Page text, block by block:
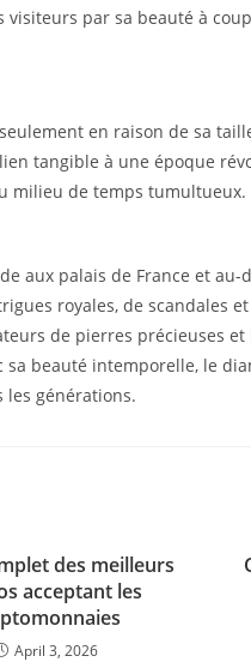
par sa beauté à
en raison de sa
tangible à une époque
milieu de temps tumultueux.
aux palais de France et
royales, de scandales
de pierres précieuses et
beauté intemporelle, le
les générations.
des meilleurs
acceptant les
April 3, 2026